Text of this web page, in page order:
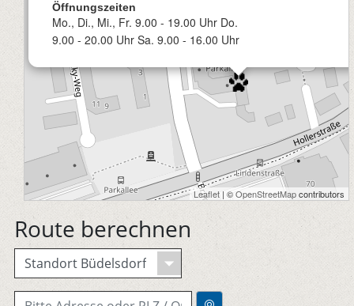
Öffnungszeiten
Mo., Di., Mi., Fr. 9.00 - 19.00 Uhr Do.
9.00 - 20.00 Uhr Sa. 9.00 - 16.00 Uhr
Leaflet | ©OpenStreetMapcontributors
Route berechnen